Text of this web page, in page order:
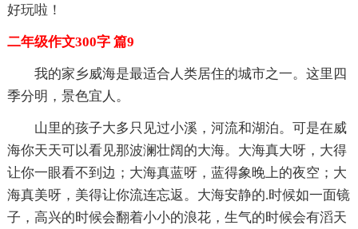
好玩啦！
二年级作文300字 篇9
我的家乡威海是最适合人类居住的城市之一。这里四
季分明，景色宜人。
山里的孩子大多只见过小溪，河流和湖泊。可是在威
海你天天可以看见那波澜壮阔的大海。大海真大呀，大得
让你一眼看不到边；大海真蓝呀，蓝得象晚上的夜空；大
海真美呀，美得让你流连忘返。大海安静的.时候如一面镜
子，高兴的时候会翻着小小的浪花，生气的时候会有滔天